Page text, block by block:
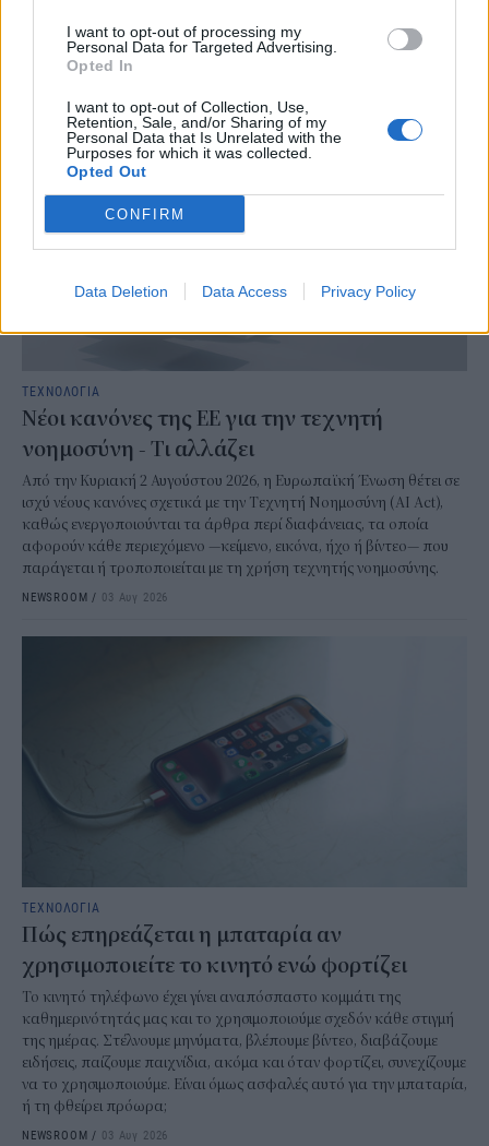
I want to opt-out of processing my
Personal Data for Targeted Advertising.
Opted In
I want to opt-out of Collection, Use,
Retention, Sale, and/or Sharing of my
Personal Data that Is Unrelated with the
Purposes for which it was collected.
Opted Out
CONFIRM
Data Deletion Data Access Privacy Policy
αποδοχές σε αρκετές περιπτώσεις να ξεπερνούν τα 100.000
δολάρια.
ΤΕΧΝΟΛΟΓΙΑ
Νέοι κανόνες της ΕΕ για την τεχνητή
νοημοσύνη - Τι αλλάζει
Από την Κυριακή 2 Αυγούστου 2026, η Ευρωπαϊκή Ένωση θέτει σε
ισχύ νέους κανόνες σχετικά με την Τεχνητή Νοημοσύνη (AI Act),
καθώς ενεργοποιούνται τα άρθρα περί διαφάνειας, τα οποία
αφορούν κάθε περιεχόμενο —κείμενο, εικόνα, ήχο ή βίντεο— που
παράγεται ή τροποποιείται με τη χρήση τεχνητής νοημοσύνης.
NEWSROOM / 03 Αυγ 2026
ΤΕΧΝΟΛΟΓΙΑ
Πώς επηρεάζεται η μπαταρία αν
χρησιμοποιείτε το κινητό ενώ φορτίζει
Το κινητό τηλέφωνο έχει γίνει αναπόσπαστο κομμάτι της
καθημερινότητάς μας και το χρησιμοποιούμε σχεδόν κάθε στιγμή
της ημέρας. Στέλνουμε μηνύματα, βλέπουμε βίντεο, διαβάζουμε
ειδήσεις, παίζουμε παιχνίδια, ακόμα και όταν φορτίζει, συνεχίζουμε
να το χρησιμοποιούμε. Είναι όμως ασφαλές αυτό για την μπαταρία,
ή τη φθείρει πρόωρα;
NEWSROOM / 03 Αυγ 2026